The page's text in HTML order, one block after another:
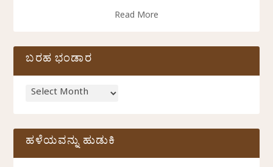
Read More
ಬರಹ ಭಂಡಾರ
ಹಳೆಯವನ್ನು ಹುಡುಕಿ